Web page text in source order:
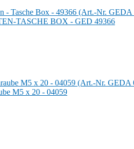
TASCHE BOX - GED 49366
M5 x 20 - 04059